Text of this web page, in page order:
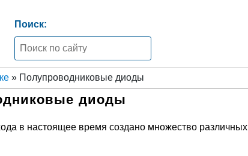
Поиск:
» Полупроводниковые диоды
диоды
в настоящее время создано множество различных